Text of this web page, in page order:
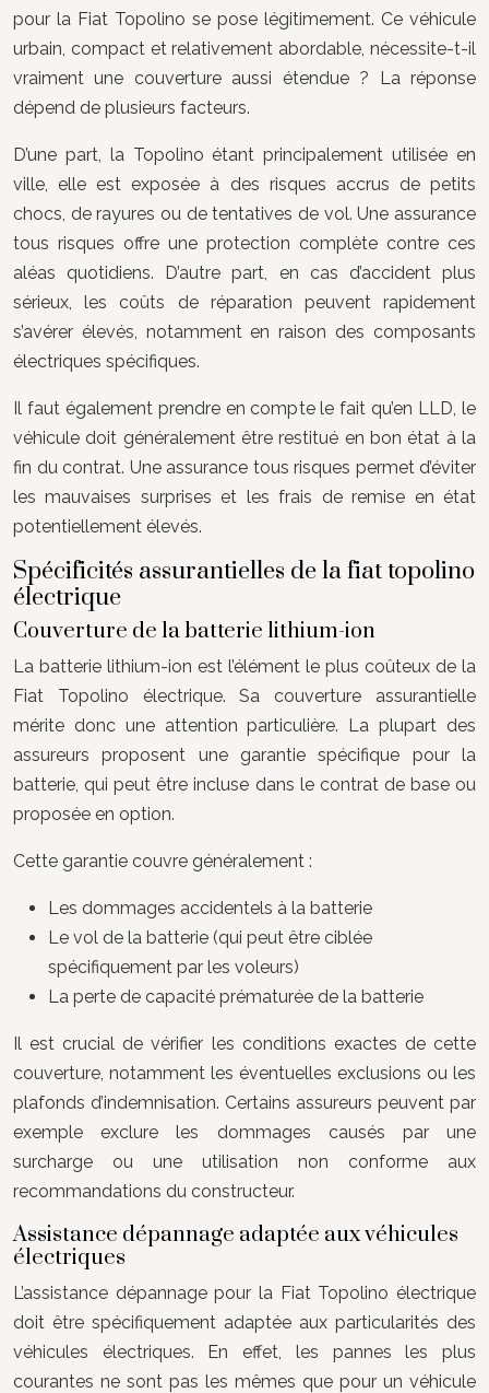
pour la Fiat Topolino se pose légitimement. Ce véhicule
urbain, compact et relativement abordable, nécessite-t-il
vraiment une couverture aussi étendue ? La réponse
dépend de plusieurs facteurs.
D’une part, la Topolino étant principalement utilisée en
ville, elle est exposée à des risques accrus de petits
chocs, de rayures ou de tentatives de vol. Une assurance
tous risques offre une protection complète contre ces
aléas quotidiens. D’autre part, en cas d’accident plus
sérieux, les coûts de réparation peuvent rapidement
s’avérer élevés, notamment en raison des composants
électriques spécifiques.
Il faut également prendre en compte le fait qu’en LLD, le
véhicule doit généralement être restitué en bon état à la
fin du contrat. Une assurance tous risques permet d’éviter
les mauvaises surprises et les frais de remise en état
potentiellement élevés.
Spécificités assurantielles de la fiat topolino
électrique
Couverture de la batterie lithium-ion
La batterie lithium-ion est l’élément le plus coûteux de la
Fiat Topolino électrique. Sa couverture assurantielle
mérite donc une attention particulière. La plupart des
assureurs proposent une garantie spécifique pour la
batterie, qui peut être incluse dans le contrat de base ou
proposée en option.
Cette garantie couvre généralement :
Les dommages accidentels à la batterie
Le vol de la batterie (qui peut être ciblée
spécifiquement par les voleurs)
La perte de capacité prématurée de la batterie
Il est crucial de vérifier les conditions exactes de cette
couverture, notamment les éventuelles exclusions ou les
plafonds d’indemnisation. Certains assureurs peuvent par
exemple exclure les dommages causés par une
surcharge ou une utilisation non conforme aux
recommandations du constructeur.
Assistance dépannage adaptée aux véhicules
électriques
L’assistance dépannage pour la Fiat Topolino électrique
doit être spécifiquement adaptée aux particularités des
véhicules électriques. En effet, les pannes les plus
courantes ne sont pas les mêmes que pour un véhicule